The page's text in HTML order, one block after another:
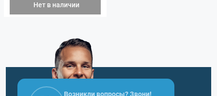
Нет в наличии
Возникли вопросы? Звони!